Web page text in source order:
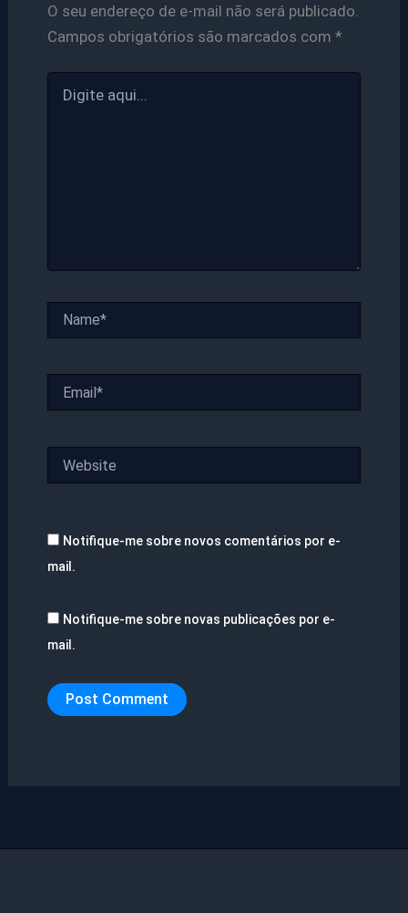
O seu endereço de e-mail não será publicado.
Campos obrigatórios são marcados com *
aqui...
Notifique-me sobre novos comentários por e-
mail.
Notifique-me sobre novas publicações por e-
mail.